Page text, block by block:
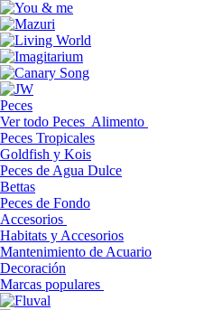
Peces
Ver todo Peces Alimento
Peces Tropicales
Goldfish y Kois
Peces de Agua Dulce
Bettas
Peces de Fondo
Accesorios
Habitats y Accesorios
Mantenimiento de Acuario
Decoración
Marcas populares